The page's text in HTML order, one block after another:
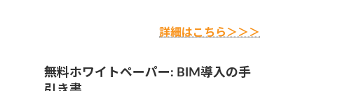
詳細はこちら＞＞＞
無料ホワイトペーパー: BIM導入の手